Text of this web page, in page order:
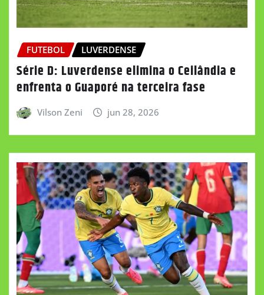
FUTEBOL LUVERDENSE
Série D: Luverdense elimina o Ceilândia e
enfrenta o Guaporé na terceira fase
Vilson Zeni jun 28, 2026